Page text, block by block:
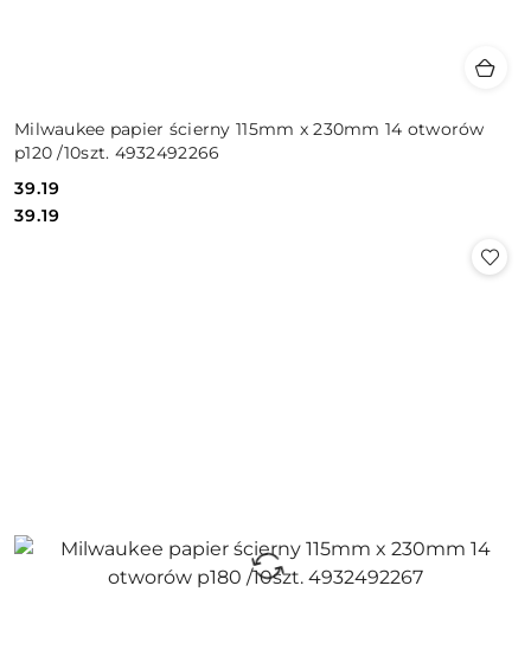
Milwaukee papier ścierny 115mm x 230mm 14 otworów
p120 /10szt. 4932492266
Cena:
39.19
Cena:
39.19